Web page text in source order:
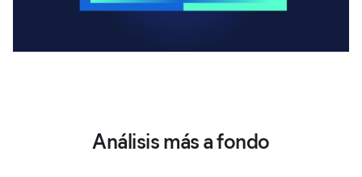
Análisis más a fondo